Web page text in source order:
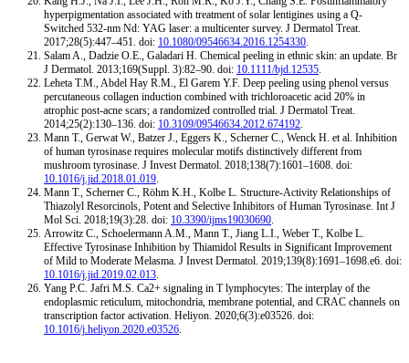
hyperpigmentation associated with treatment of solar lentigines using a Q-
Switched 532-nm Nd: YAG laser: a multicenter survey. J Dermatol Treat.
2017;28(5):447–451. doi: 10.1080/09546634.2016.1254330.
Salam A., Dadzie O.E., Galadari H. Chemical peeling in ethnic skin: an update. Br
J Dermatol. 2013;169(Suppl. 3):82–90. doi: 10.1111/bjd.12535.
Leheta T.M., Abdel Hay R.M., El Garem Y.F. Deep peeling using phenol versus
percutaneous collagen induction combined with trichloroacetic acid 20% in
atrophic post-acne scars; a randomized controlled trial. J Dermatol Treat.
2014;25(2):130–136. doi: 10.3109/09546634.2012.674192.
Mann T., Gerwat W., Batzer J., Eggers K., Scherner C., Wenck H. et al. Inhibition
of human tyrosinase requires molecular motifs distinctively different from
mushroom tyrosinase. J Invest Dermatol. 2018;138(7):1601–1608. doi:
10.1016/j.jid.2018.01.019.
Mann T., Scherner C., Röhm K.H., Kolbe L. Structure-Activity Relationships of
Thiazolyl Resorcinols, Potent and Selective Inhibitors of Human Tyrosinase. Int J
Mol Sci. 2018;19(3):28. doi: 10.3390/ijms19030690.
Arrowitz C., Schoelermann A.M., Mann T., Jiang L.I., Weber T., Kolbe L.
Effective Tyrosinase Inhibition by Thiamidol Results in Significant Improvement
of Mild to Moderate Melasma. J Invest Dermatol. 2019;139(8):1691–1698.e6. doi:
10.1016/j.jid.2019.02.013.
Yang P.C. Jafri M.S. Ca2+ signaling in T lymphocytes: The interplay of the
endoplasmic reticulum, mitochondria, membrane potential, and CRAC channels on
transcription factor activation. Heliyon. 2020;6(3):e03526. doi:
10.1016/j.heliyon.2020.e03526.